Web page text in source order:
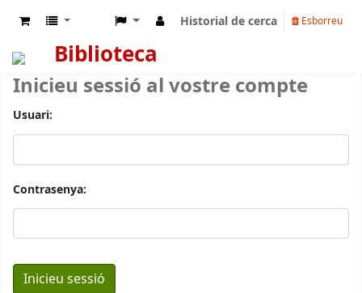
Historial de cerca Esborreu
Biblioteca
Inicieu sessió al vostre compte
Usuari:
Contrasenya: